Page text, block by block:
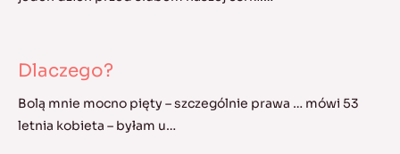
Dlaczego?
Bolą mnie mocno pięty – szczególnie prawa … mówi 53
letnia kobieta – byłam u…